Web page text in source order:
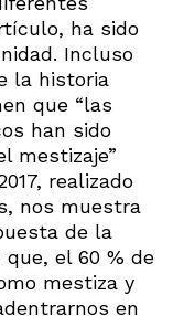
ha sido
Incluso
la historia
que “las
han sido
mestizaje”
realizado
nos muestra
de la
el 60 % de
mestiza y
en